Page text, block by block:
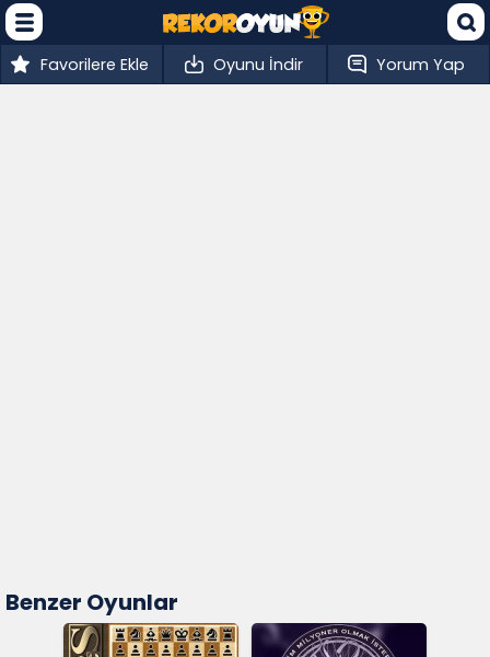
Favorilere Ekle Oyunu İndir Yorum Yap
Benzer Oyunlar